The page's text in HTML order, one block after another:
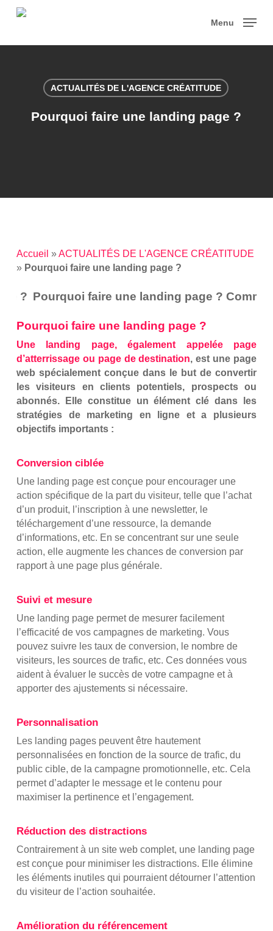
Skip
content
Menu
ACTUALITÉS DE L'AGENCE CRÉATITUDE
Pourquoi faire une landing page ?
Accueil »ACTUALITÉS DE L'AGENCE CRÉATITUDE
» Pourquoi faire une landing page ?
Pourquoi faire une landing page ?
Pourquoi faire une landing page ?
Une landing page, également appelée page
d’atterrissage ou page de destination, est une page
web spécialement conçue dans le but de convertir
les visiteurs en clients potentiels, prospects ou
abonnés. Elle constitue un élément clé dans les
stratégies de marketing en ligne et a plusieurs
objectifs importants :
Conversion ciblée
Une landing page est conçue pour encourager une
action spécifique de la part du visiteur, telle que l’achat
d’un produit, l’inscription à une newsletter, le
téléchargement d’une ressource, la demande
d’informations, etc. En se concentrant sur une seule
action, elle augmente les chances de conversion par
rapport à une page plus générale.
Suivi et mesure
Une landing page permet de mesurer facilement
l’efficacité de vos campagnes de marketing. Vous
pouvez suivre les taux de conversion, le nombre de
visiteurs, les sources de trafic, etc. Ces données vous
aident à évaluer le succès de votre campagne et à
apporter des ajustements si nécessaire.
Personnalisation
Les landing pages peuvent être hautement
personnalisées en fonction de la source de trafic, du
public cible, de la campagne promotionnelle, etc. Cela
permet d’adapter le message et le contenu pour
maximiser la pertinence et l’engagement.
Réduction des distractions
Contrairement à un site web complet, une landing page
est conçue pour minimiser les distractions. Elle élimine
les éléments inutiles qui pourraient détourner l’attention
du visiteur de l’action souhaitée.
Amélioration du référencement